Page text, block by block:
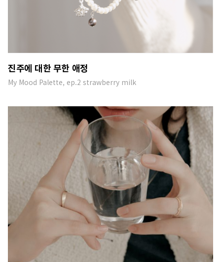
진주에 대한 무한 애정
My Mood Palette, ep.2 strawberry milk